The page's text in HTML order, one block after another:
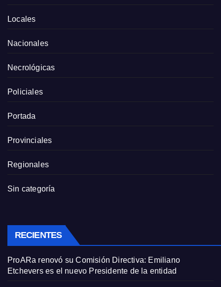
Locales
Nacionales
Necrológicas
Policiales
Portada
Provinciales
Regionales
Sin categoría
RECIENTES
ProARa renovó su Comisión Directiva: Emiliano
Etchevers es el nuevo Presidente de la entidad